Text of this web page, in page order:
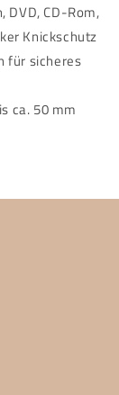
DVD, CD-Rom,
Knickschutz
für sicheres
ca. 50 mm